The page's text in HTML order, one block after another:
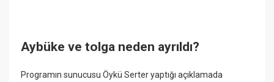
Aybüke ve tolga neden ayrıldı?
Programın sunucusu Öykü Serter yaptığı açıklamada